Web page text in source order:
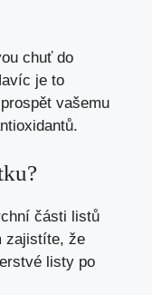
chuť do
je to
vašemu
části listů
zajistíte, že
listy po